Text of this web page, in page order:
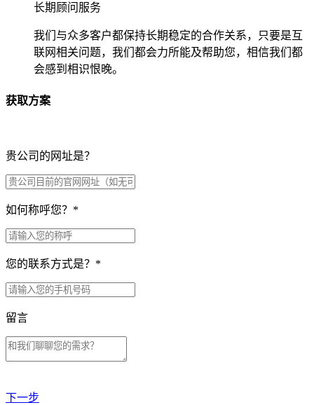
长期顾问服务
我们与众多客户都保持长期稳定的合作关系，只要是互
联网相关问题，我们都会力所能及帮助您，相信我们都
会感到相识恨晚。
获取方案
贵公司的网址是？
如何称呼您？ *
您的联系方式是？ *
留言
下一步